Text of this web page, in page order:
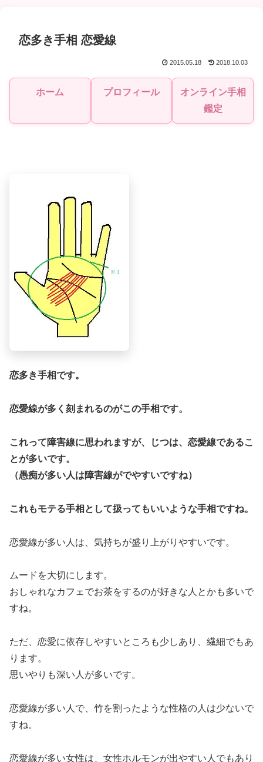
恋多き手相 恋愛線
2015.05.18 2018.10.03
ホーム プロフィール
オンライン手相
鑑定
恋多き手相です。
恋愛線が多く刻まれるのがこの手相です。
これって障害線に思われますが、じつは、恋愛線であるこ
とが多いです。
（愚痴が多い人は障害線がでやすいですね）
これもモテる手相として扱ってもいいような手相ですね。
恋愛線が多い人は、気持ちが盛り上がりやすいです。
ムードを大切にします。
おしゃれなカフェでお茶をするのが好きな人とかも多いで
すね。
ただ、恋愛に依存しやすいところも少しあり、繊細でもあ
ります。
思いやりも深い人が多いです。
恋愛線が多い人で、竹を割ったような性格の人は少ないで
すね。
恋愛線が多い女性は、女性ホルモンが出やすい人でもあり